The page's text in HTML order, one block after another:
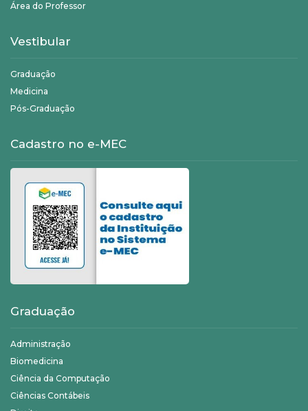
Área do Professor
Vestibular
Graduação
Medicina
Pós-Graduação
Cadastro no e-MEC
Graduação
Administração
Biomedicina
Ciência da Computação
Ciências Contábeis